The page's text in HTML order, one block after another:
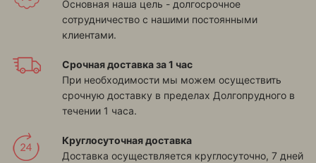
Основная наша цель - долгосрочное
сотрудничество с нашими постоянными
клиентами.
Срочная доставка за 1 час
При необходимости мы можем осуществить
срочную доставку в пределах Долгопрудного в
течении 1 часа.
Круглосуточная доставка
Доставка осуществляется круглосуточно, 7 дней